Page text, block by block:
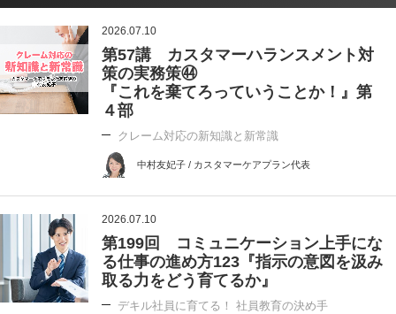
2026.07.10
第57講 カスタマーハランスメント対
策の実務策㊹
『これを棄てろっていうことか！』第
４部
クレーム対応の新知識と新常識
中村友妃子 / カスタマーケアプラン代表
2026.07.10
第199回 コミュニケーション上手にな
る仕事の進め方123『指示の意図を汲み
取る力をどう育てるか』
デキル社員に育てる！ 社員教育の決め手